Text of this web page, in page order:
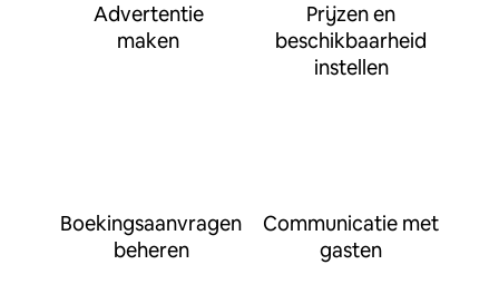
Advertentie
maken
Prijzen en
beschikbaarheid
instellen
Boekingsaanvragen
beheren
Communicatie met
gasten